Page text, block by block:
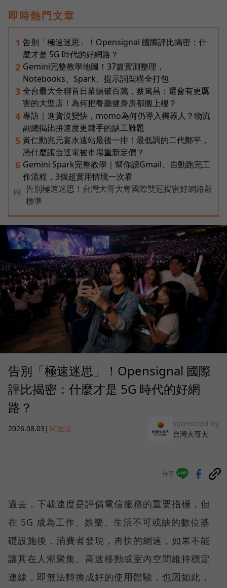
即時熱門文章
1 告別「極速迷思」！Opensignal 國際評比揭密：什
麼才是 5G 時代的好網路？
2 Gemini完整教學地圖！37篇實測整理，
Notebooks、Spark、提示詞架構全打包
3 全台最大全聯首日業績破百萬，蔡篤昌：還會有更厲
害的大型店！為何把餐廳健身房都搬上樓？
4 專訪｜進貨沒變快，momo為何仍導入機器人？物流
副總揭比拚速度更棘手的缺工難題
5 黃仁勳兆元宴永遠站最後一排！最低調的二代鄭平，
憑什麼讓台達電被市場重新定價？
6 Gemini Spark完整教學｜幫你讀Gmail、自動跑完工
作流程，3個超實用情境一次看
PR
告別極速迷思！台灣大哥大奪國際雙冠揭密好網路新
標準
告別「極速迷思」！Opensignal 國際
評比揭密：什麼才是 5G 時代的好網
路？
2026.08.03 | 3C生活
sponsored by
台灣大哥大
分享
過去，下載速度是評價電信服務的重要指標，但
在 5G 成為工作、娛樂、生活不可或缺的數位基
礎設施後，消費者發現，再快的網速，如果不能
讓其在人潮聚集、高速移動或室內空間維持穩定
連線，即無法轉換成好的使用體驗，也因如此，